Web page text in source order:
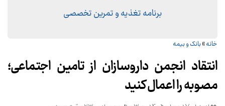
برنامه تغذیه و تمرین تخصصی